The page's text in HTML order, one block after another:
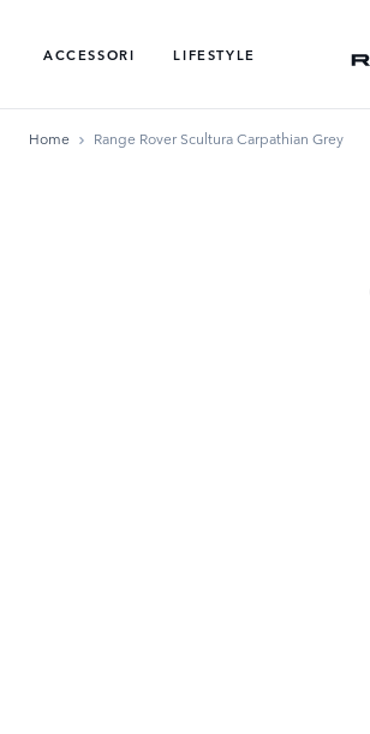
ACCESSORI
LIFESTYLE
Home Range Rover Scultura Carpathian Grey